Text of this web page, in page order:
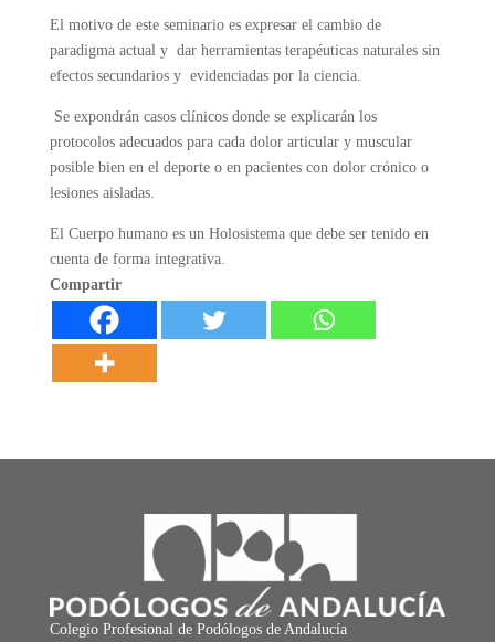
El motivo de este seminario es expresar el cambio de
paradigma actual y dar herramientas terapéuticas naturales sin
efectos secundarios y evidenciadas por la ciencia.
Se expondrán casos clínicos donde se explicarán los
protocolos adecuados para cada dolor articular y muscular
posible bien en el deporte o en pacientes con dolor crónico o
lesiones aisladas.
El Cuerpo humano es un Holosistema que debe ser tenido en
cuenta de forma integrativa.
Compartir
Colegio Profesional de Podólogos de Andalucía